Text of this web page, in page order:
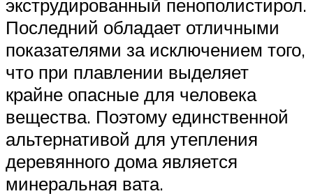
экструдированный пенополистирол.
Последний обладает отличными
показателями за исключением того,
что при плавлении выделяет
крайне опасные для человека
вещества. Поэтому единственной
альтернативой для утепления
деревянного дома является
минеральная вата.